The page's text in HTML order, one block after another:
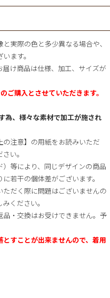
実際の色と多少異なる場合や、
ます。
け商品は仕様、加工、サイズが
購入とさせていただきます。
、様々な素材で加工が施され
注意】の用紙をお読みいただ
い。
等により、同じデザインの商品
若干の個体差がございます。
だく際に問題はございませんの
ください。
・交換はお受けできません。予
すことが出来ませんので、着用